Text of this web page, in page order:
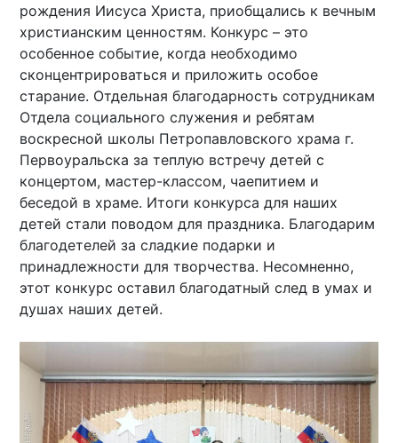
рождения Иисуса Христа, приобщались к вечным
христианским ценностям. Конкурс – это
особенное событие, когда необходимо
сконцентрироваться и приложить особое
старание. Отдельная благодарность сотрудникам
Отдела социального служения и ребятам
воскресной школы Петропавловского храма г.
Первоуральска за теплую встречу детей с
концертом, мастер-классом, чаепитием и
беседой в храме. Итоги конкурса для наших
детей стали поводом для праздника. Благодарим
благодетелей за сладкие подарки и
принадлежности для творчества. Несомненно,
этот конкурс оставил благодатный след в умах и
душах наших детей.